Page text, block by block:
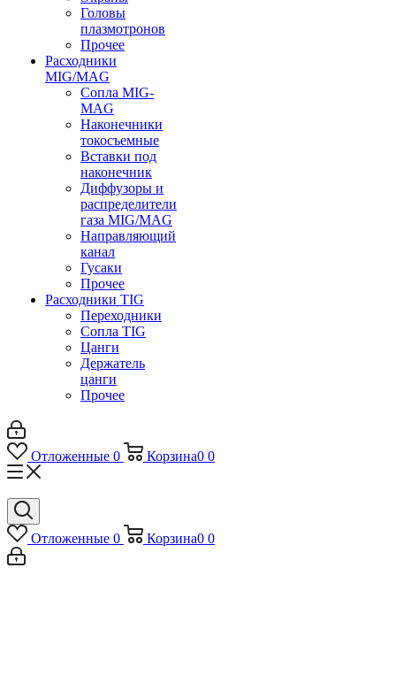
Головы
плазмотронов
Прочее
Расходники
MIG/MAG
Сопла MIG-
MAG
Наконечники
токосъемные
Вставки под
наконечник
Диффузоры и
распределители
газа MIG/MAG
Направляющий
канал
Гусаки
Прочее
Расходники TIG
Переходники
Сопла TIG
Цанги
Держатель
цанги
Прочее
Отложенные 0 Корзина0 0
Отложенные 0 Корзина0 0